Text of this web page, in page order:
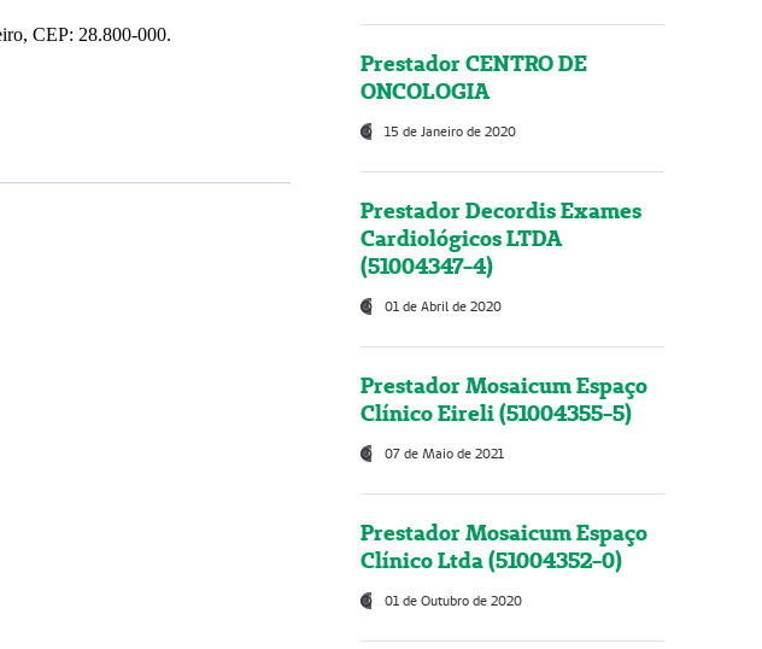
CEP: 28.800-000.
Prestador CENTRO DE
ONCOLOGIA
15 de Janeiro de 2020
Prestador Decordis Exames
Cardiológicos LTDA
(51004347-4)
01 de Abril de 2020
Prestador Mosaicum Espaço
Clínico Eireli (51004355-5)
07 de Maio de 2021
Prestador Mosaicum Espaço
Clínico Ltda (51004352-0)
01 de Outubro de 2020